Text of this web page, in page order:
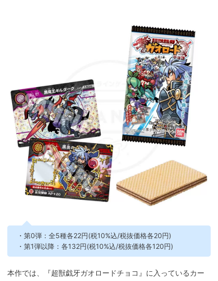
・第0弾：全5種各22円(税10%込/税抜価格各20円)
・第1弾以降：各132円(税10%込/税抜価格各120円)
本作では、『超獣戯牙ガオロードチョコ』に入っているカー